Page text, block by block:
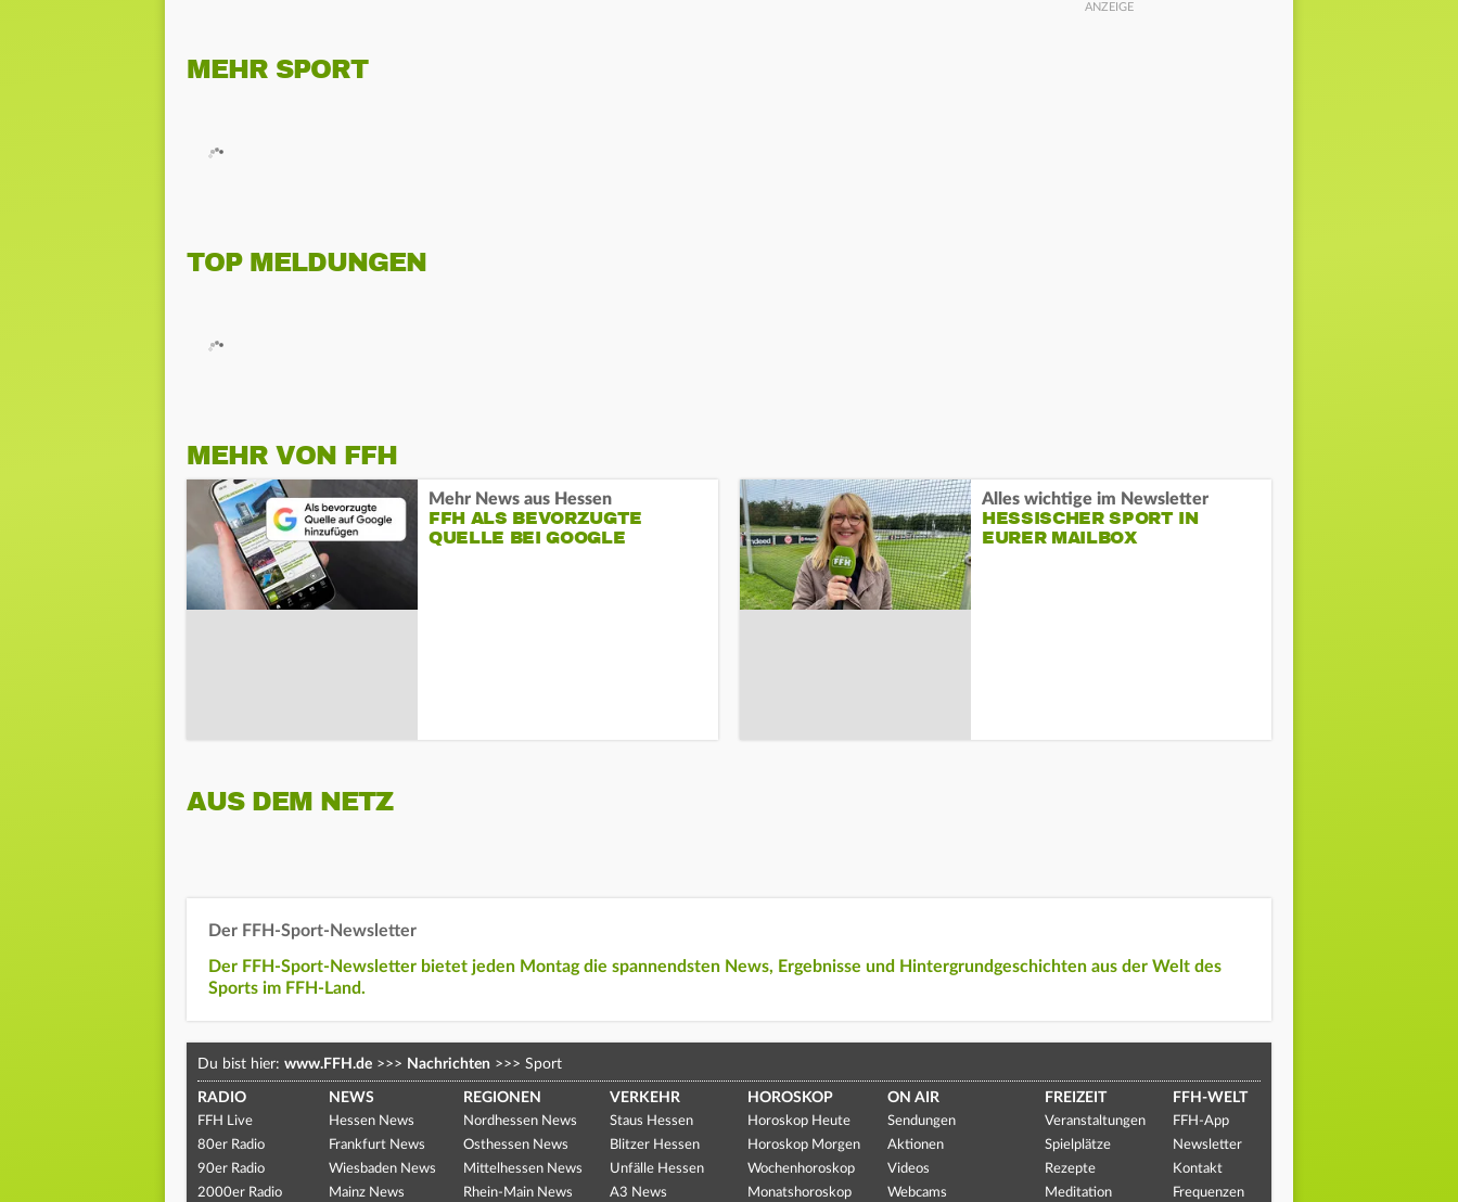
MEHR SPORT
TOP MELDUNGEN
MEHR VON FFH
Mehr News aus Hessen
FFH ALS BEVORZUGTE
QUELLE BEI GOOGLE
Alles wichtige im Newsletter
HESSISCHER SPORT IN
EURER MAILBOX
AUS DEM NETZ
Der FFH-Sport-Newsletter
Der FFH-Sport-Newsletter bietet jeden Montag die spannendsten News, Ergebnisse und Hintergrundgeschichten aus der Welt des
Sports im FFH-Land.
Du bist hier: www.FFH.de >>> Nachrichten >>> Sport
RADIO
FFH Live
80er Radio
90er Radio
2000er Radio
NEWS
Hessen News
Frankfurt News
Wiesbaden News
Mainz News
REGIONEN
Nordhessen News
Osthessen News
Mittelhessen News
Rhein-Main News
VERKEHR
Staus Hessen
Blitzer Hessen
Unfälle Hessen
A3 News
HOROSKOP
Horoskop Heute
Horoskop Morgen
Wochenhoroskop
Monatshoroskop
ON AIR
Sendungen
Aktionen
Videos
Webcams
FREIZEIT
Veranstaltungen
Spielplätze
Rezepte
Meditation
FFH-WELT
FFH-App
Newsletter
Kontakt
Frequenzen